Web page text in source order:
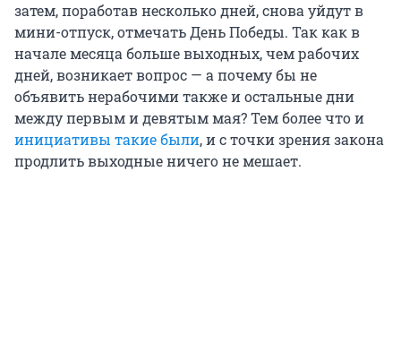
затем, поработав несколько дней, снова уйдут в
мини-отпуск, отмечать День Победы. Так как в
начале месяца больше выходных, чем рабочих
дней, возникает вопрос — а почему бы не
объявить нерабочими также и остальные дни
между первым и девятым мая? Тем более что и
инициативы такие были, и с точки зрения закона
продлить выходные ничего не мешает.